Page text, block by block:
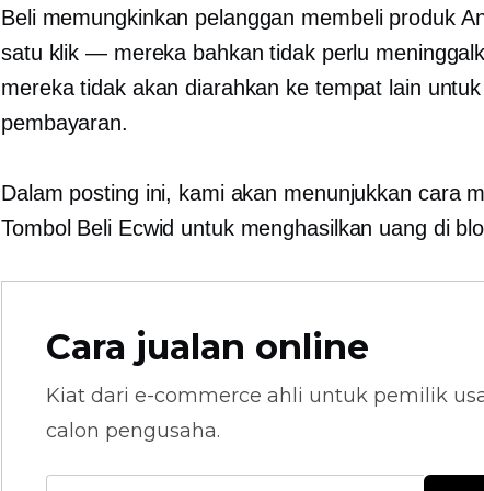
Beli memungkinkan pelanggan membeli produk
satu klik — mereka bahkan tidak perlu
mereka tidak akan diarahkan ke tempat lain
pembayaran.
Dalam posting ini, kami akan menunjukkan cara
Tombol Beli Ecwid untuk menghasilkan uang di
Cara jualan online
Kiat dari e-commerce ahli untuk pemilik
calon pengusaha.